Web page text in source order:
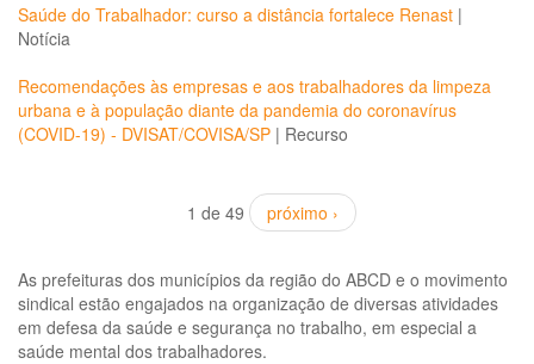
Saúde do Trabalhador: curso a distância fortalece Renast |
Notícia
Recomendações às empresas e aos trabalhadores da limpeza
urbana e à população diante da pandemia do coronavírus
(COVID-19) - DVISAT/COVISA/SP | Recurso
1 de 49 próximo ›
As prefeituras dos municípios da região do ABCD e o movimento
sindical estão engajados na organização de diversas atividades
em defesa da saúde e segurança no trabalho, em especial a
saúde mental dos trabalhadores.